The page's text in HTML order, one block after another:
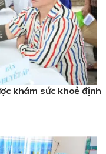
khám sức khoẻ định